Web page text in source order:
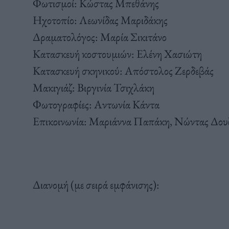
Ηχοτοπίο: Λεωνίδας Μαριδάκης
Δραματολόγος: Μαρία Σικιτάνο
Κατασκευή κοστουμιών: Ελένη Χασιώτη
Κατασκευή σκηνικού: Απόστολος Ζερδεβάς
Μακιγιάζ: Βιργινία Τσιχλάκη
Φωτογραφίες: Αντωνία Κάντα
Επικοινωνία: Μαριάννα Παπάκη, Νώντας
Διανομή (με σειρά εμφάνισης):